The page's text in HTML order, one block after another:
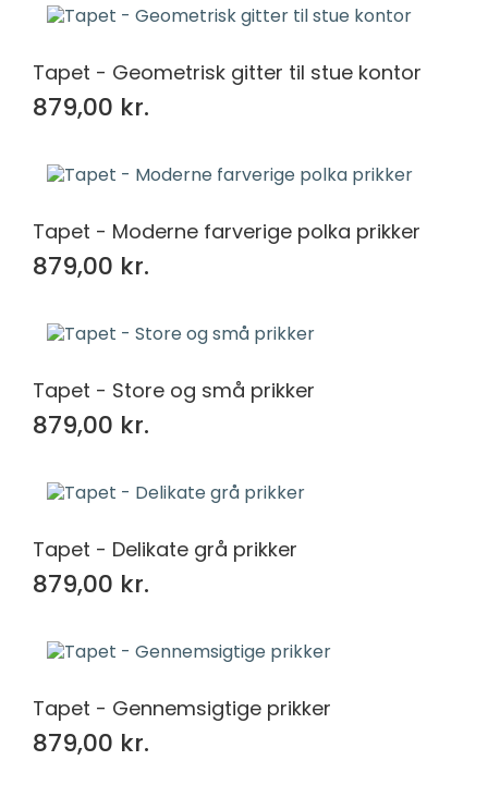
Tapet - Geometrisk gitter til stue kontor
879,00 kr.
Tapet - Moderne farverige polka prikker
879,00 kr.
Tapet - Store og små prikker
879,00 kr.
Tapet - Delikate grå prikker
879,00 kr.
Tapet - Gennemsigtige prikker
879,00 kr.